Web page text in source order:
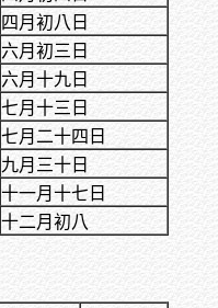
四月初八日
六月初三日
六月十九日
七月十三日
七月二十四日
九月三十日
十一月十七日
十二月初八